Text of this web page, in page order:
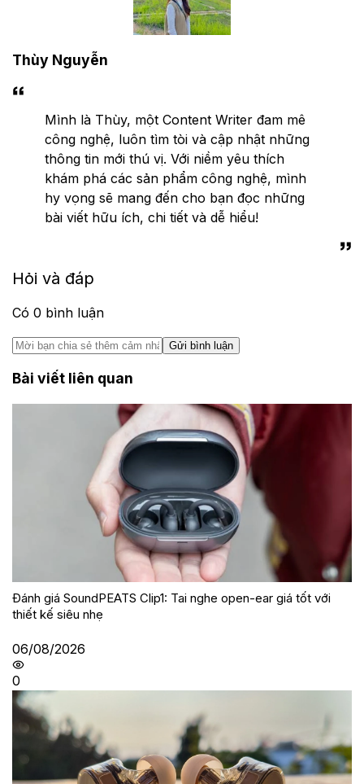
Thùy Nguyễn
Mình là Thùy, một Content Writer đam mê
công nghệ, luôn tìm tòi và cập nhật những
thông tin mới thú vị. Với niềm yêu thích
khám phá các sản phẩm công nghệ, mình
hy vọng sẽ mang đến cho bạn đọc những
bài viết hữu ích, chi tiết và dễ hiểu!
Hỏi và đáp
Có 0 bình luận
Gửi bình luận
Bài viết liên quan
Đánh giá SoundPEATS Clip1: Tai nghe open-ear giá tốt với
thiết kế siêu nhẹ
06/08/2026
0